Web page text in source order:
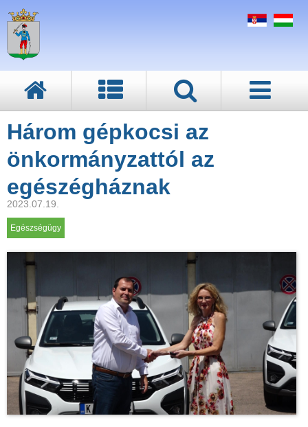
Három gépkocsi az
önkormányzattól az
egészégháznak
2023.07.19.
Egészségügy